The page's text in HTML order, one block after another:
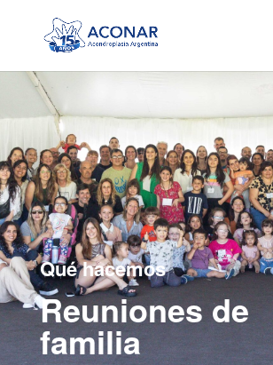
Qué hacemos
Reuniones de
familia